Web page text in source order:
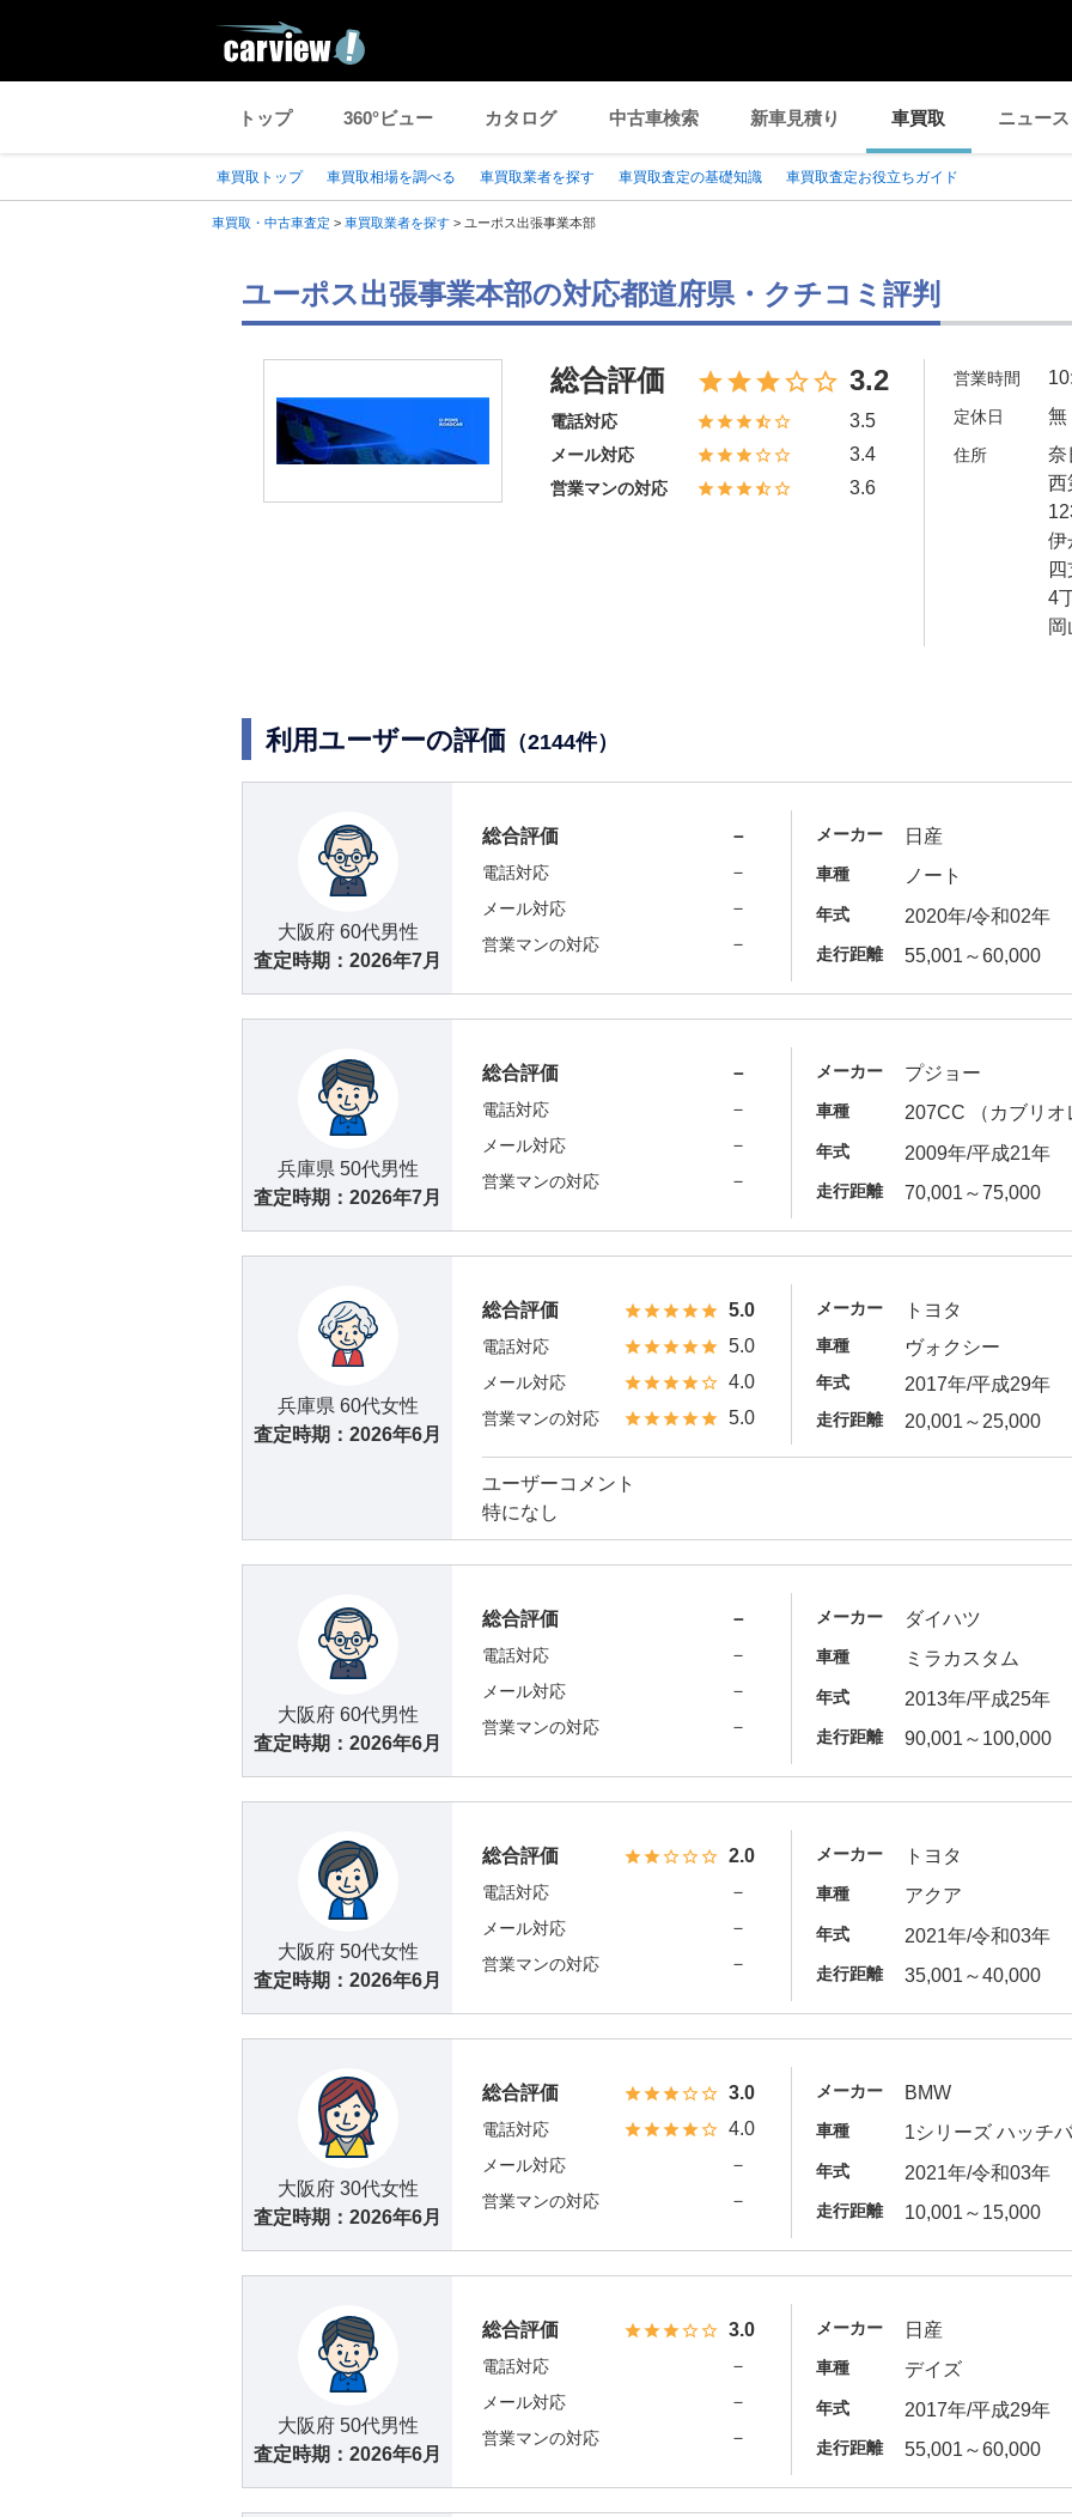
トップ 360°ビュー カタログ 中古車検索 新車見積り 車買取 ニュース
車買取トップ 車買取相場を調べる 車買取業者を探す 車買取査定の基礎知識 車買取査定お役立ちガイド
車買取・中古車査定 > 車買取業者を探す > ユーポス出張事業本部
ユーポス出張事業本部の対応都道府県・クチコミ評判
総合評価 3.2
電話対応 3.5
メール対応 3.4
営業マンの対応 3.6
営業時間
定休日 無
住所
奈
西
伊
4
利用ユーザーの評価 （2144件）
大阪府 60代男性
査定時期： 2026年7月
総合評価 －
電話対応 －
メール対応 －
営業マンの対応 －
メーカー 日産
車種 ノート
年式 2020年/令和02年
走行距離 55,001～60,000
兵庫県 50代男性
査定時期： 2026年7月
総合評価 －
電話対応 －
メール対応 －
営業マンの対応 －
メーカー プジョー
車種 207CC （カブリオ
年式 2009年/平成21年
走行距離 70,001～75,000
兵庫県 60代女性
査定時期： 2026年6月
総合評価 5.0
電話対応 5.0
メール対応 4.0
営業マンの対応 5.0
メーカー トヨタ
車種 ヴォクシー
年式 2017年/平成29年
走行距離 20,001～25,000
ユーザーコメント
特になし
大阪府 60代男性
査定時期： 2026年6月
総合評価 －
電話対応 －
メール対応 －
営業マンの対応 －
メーカー ダイハツ
車種 ミラカスタム
年式 2013年/平成25年
走行距離 90,001～100,000
大阪府 50代女性
査定時期： 2026年6月
総合評価 2.0
電話対応 －
メール対応 －
営業マンの対応 －
メーカー トヨタ
車種 アクア
年式 2021年/令和03年
走行距離 35,001～40,000
大阪府 30代女性
査定時期： 2026年6月
総合評価 3.0
電話対応 4.0
メール対応 －
営業マンの対応 －
メーカー BMW
車種 1シリーズ ハッチ
年式 2021年/令和03年
走行距離 10,001～15,000
大阪府 50代男性
査定時期： 2026年6月
総合評価 3.0
電話対応 －
メール対応 －
営業マンの対応 －
メーカー 日産
車種 デイズ
年式 2017年/平成29年
走行距離 55,001～60,000